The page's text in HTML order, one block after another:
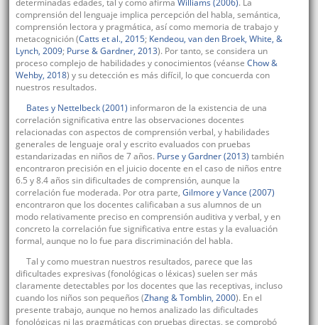
comprensión del lenguaje implica percepción del habla, semántica,
comprensión lectora y pragmática, así como memoria de trabajo y
metacognición (Catts et al., 2015; Kendeou, van den Broek, White, &
Lynch, 2009; Purse & Gardner, 2013). Por tanto, se considera un
proceso complejo de habilidades y conocimientos (véanse Chow &
Wehby, 2018) y su detección es más difícil, lo que concuerda con
nuestros resultados.
Bates y Nettelbeck (2001) informaron de la existencia de una
correlación significativa entre las observaciones docentes
relacionadas con aspectos de comprensión verbal, y habilidades
generales de lenguaje oral y escrito evaluados con pruebas
estandarizadas en niños de 7 años. Purse y Gardner (2013) también
encontraron precisión en el juicio docente en el caso de niños entre
6.5 y 8.4 años sin dificultades de comprensión, aunque la
correlación fue moderada. Por otra parte, Gilmore y Vance (2007)
encontraron que los docentes calificaban a sus alumnos de un
modo relativamente preciso en comprensión auditiva y verbal, y en
concreto la correlación fue significativa entre estas y la evaluación
formal, aunque no lo fue para discriminación del habla.
Tal y como muestran nuestros resultados, parece que las
dificultades expresivas (fonológicas o léxicas) suelen ser más
claramente detectables por los docentes que las receptivas, incluso
cuando los niños son pequeños (Zhang & Tomblin, 2000). En el
presente trabajo, aunque no hemos analizado las dificultades
fonológicas ni las pragmáticas con pruebas directas, se comprobó